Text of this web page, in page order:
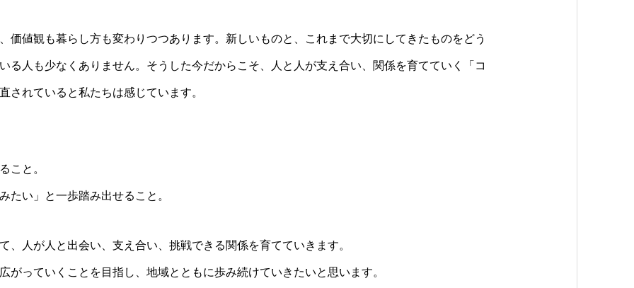
価値観も暮らし方も変わりつつあります。新しいものと、これまで大切にしてきたものをどう
る人も少なくありません。そうした今だからこそ、人と人が支え合い、関係を育てていく「コ
されていると私たちは感じています。
こと。
い」と一歩踏み出せること。
、人が人と出会い、支え合い、挑戦できる関係を育てていきます。
がっていくことを目指し、地域とともに歩み続けていきたいと思います。